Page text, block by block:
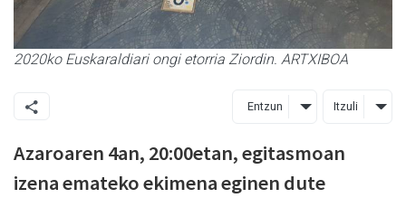
2020ko Euskaraldiari ongi etorria Ziordin. ARTXIBOA
Entzun Itzuli
Azaroaren 4an, 20:00etan, egitasmoan
izena emateko ekimena eginen dute